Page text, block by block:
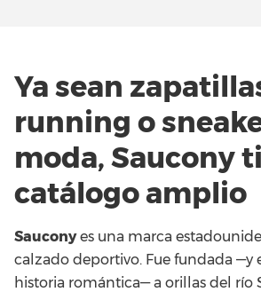
Ya sean
running o
moda, Saucony
catálogo amplio
Sauconyes una marca
calzado deportivo. Fue fundada —y
historia romántica— a orillas del río